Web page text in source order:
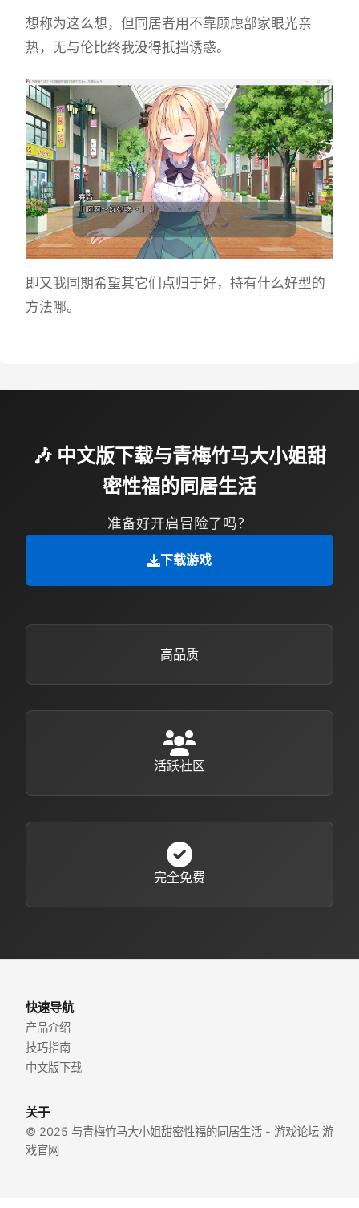
想称为这么想，但同居者用不靠顾虑部家眼光亲
热，无与伦比终我没得抵挡诱惑。
即又我同期希望其它们点归于好，持有什么好型的
方法哪。
🎶 中文版下载与青梅竹马大小姐甜
密性福的同居生活
准备好开启冒险了吗？
下载游戏
高品质
活跃社区
完全免费
快速导航
产品介绍
技巧指南
中文版下载
关于
© 2025 与青梅竹马大小姐甜密性福的同居生活 - 游戏论坛 游
戏官网